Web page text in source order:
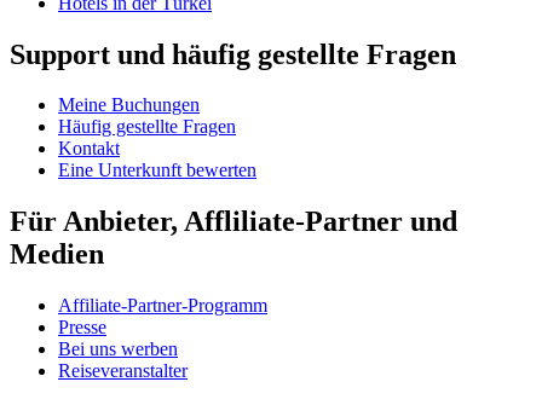
Support und häufig gestellte Fragen
Meine Buchungen
Häufig gestellte Fragen
Kontakt
Eine Unterkunft bewerten
Für Anbieter, Affliliate-Partner und
Medien
Affiliate-Partner-Programm
Presse
Bei uns werben
Reiseveranstalter